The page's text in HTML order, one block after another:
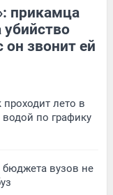
прикамца
убийство
он звонит ей
лето в
по графику
бюджета вузов не